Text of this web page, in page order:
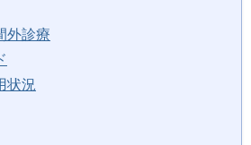
外診療
状況